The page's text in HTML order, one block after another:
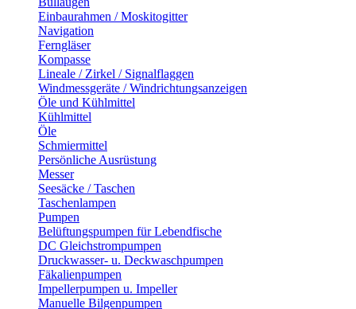
Einbaurahmen / Moskitogitter
Navigation
Ferngläser
Kompasse
Lineale / Zirkel / Signalflaggen
Windmessgeräte / Windrichtungsanzeigen
Öle und Kühlmittel
Kühlmittel
Öle
Schmiermittel
Persönliche Ausrüstung
Messer
Seesäcke / Taschen
Taschenlampen
Pumpen
Belüftungspumpen für Lebendfische
DC Gleichstrompumpen
Druckwasser- u. Deckwaschpumpen
Fäkalienpumpen
Impellerpumpen u. Impeller
Manuelle Bilgenpumpen